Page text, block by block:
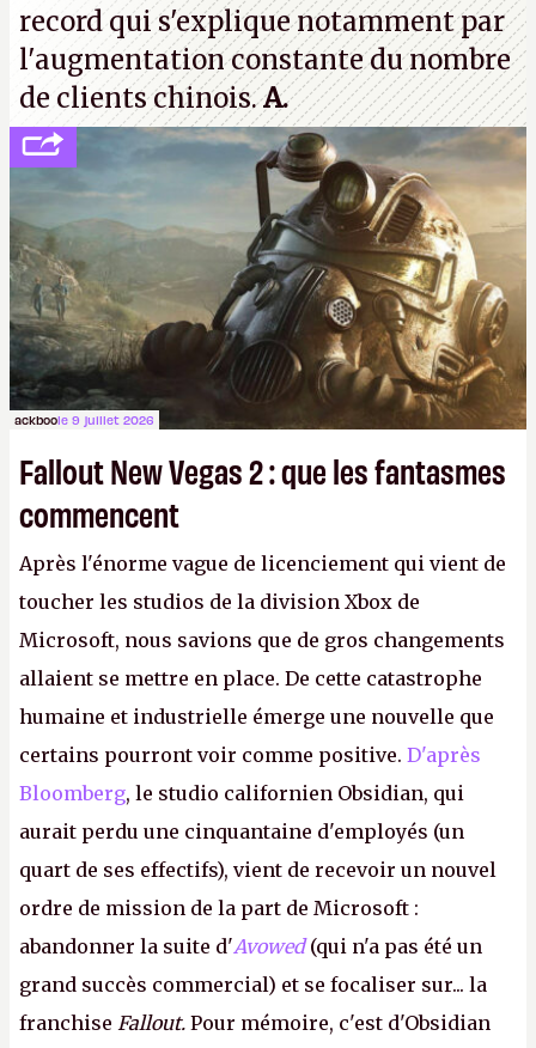
record qui s'explique notamment par
l'augmentation constante du nombre
de clients chinois.A.
ackboole 9 juillet 2026
Fallout New Vegas 2 : que les fantasmes
commencent
Après l'énorme vague de licenciement qui vient de
toucher les studios de la division Xbox de
Microsoft, nous savions que de gros changements
allaient se mettre en place. De cette catastrophe
humaine et industrielle émerge une nouvelle que
certains pourront voir comme positive. D'après
Bloomberg, le studio californien Obsidian, qui
aurait perdu une cinquantaine d'employés (un
quart de ses effectifs), vient de recevoir un nouvel
ordre de mission de la part de Microsoft :
abandonner la suite d'Avowed(qui n'a pas été un
grand succès commercial) et se focaliser sur... la
franchise Fallout. Pour mémoire, c'est d'Obsidian